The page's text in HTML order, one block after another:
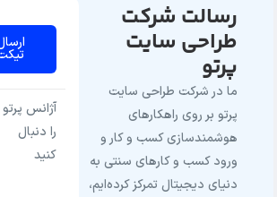
رسالت شرکت
طراحی سایت
پرتو
ما در شرکت طراحی سایت
پرتو بر روی راهکارهای
هوشمندسازی کسب و کار و
ورود کسب و کارهای سنتی به
دنیای دیجیتال تمرکز کرده‌ایم،
آژانس پرتو
را دنبال
کنید